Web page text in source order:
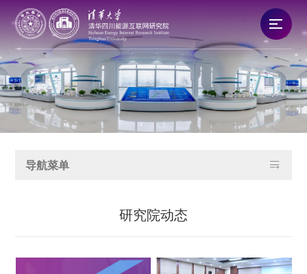
研究院概况
新闻资讯
导航菜单 
研究院动态